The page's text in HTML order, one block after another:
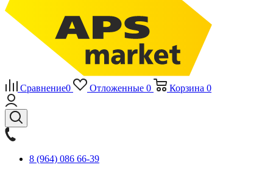
Сравнение0 Отложенные 0 Корзина 0
8 (964) 086 66-39